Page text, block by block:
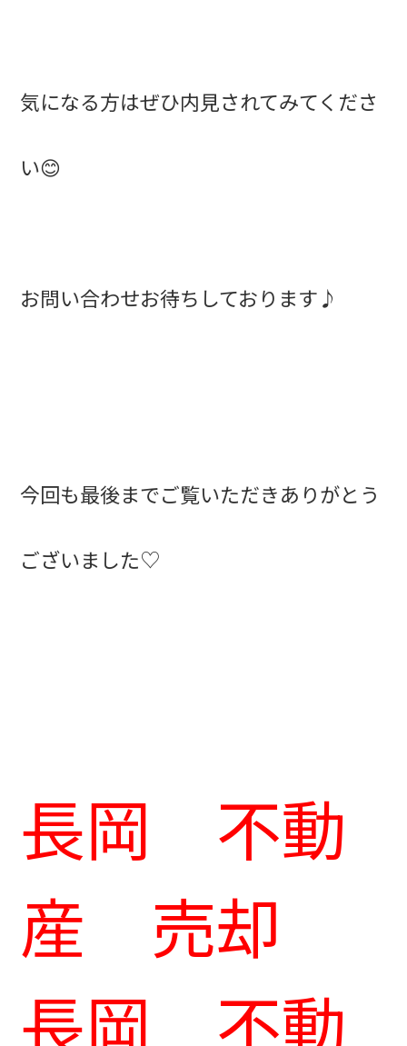
気になる方はぜひ内見されてみてくださ
い😊
お問い合わせお待ちしております♪
今回も最後までご覧いただきありがとう
ございました♡
長岡 不動
産 売却
長岡 不動